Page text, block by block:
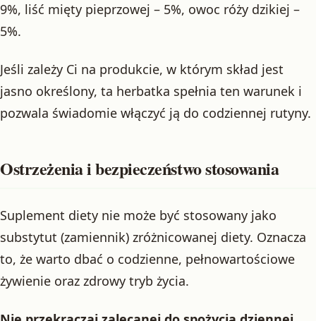
9%, liść mięty pieprzowej – 5%, owoc róży dzikiej –
5%.
Jeśli zależy Ci na produkcie, w którym skład jest
jasno określony, ta herbatka spełnia ten warunek i
pozwala świadomie włączyć ją do codziennej rutyny.
Ostrzeżenia i bezpieczeństwo stosowania
Suplement diety nie może być stosowany jako
substytut (zamiennik) zróżnicowanej diety. Oznacza
to, że warto dbać o codzienne, pełnowartościowe
żywienie oraz zdrowy tryb życia.